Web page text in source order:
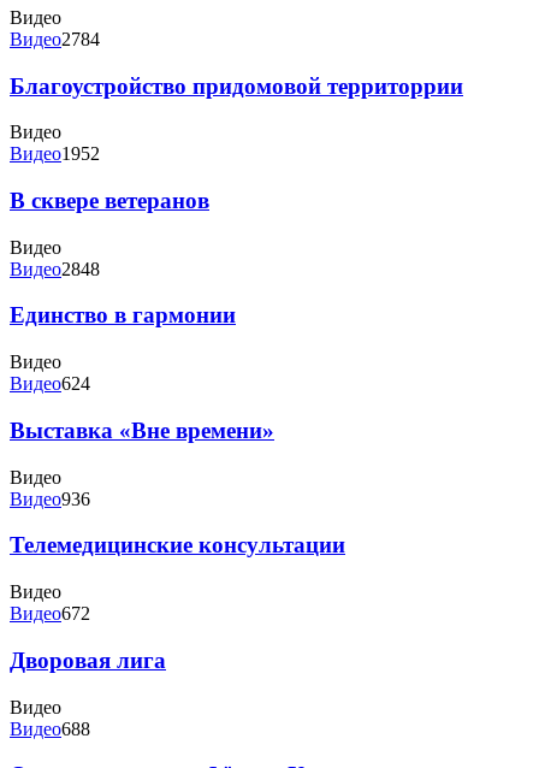
Видео
Видео2784
Благоустройство придомовой территоррии
Видео
Видео1952
В сквере ветеранов
Видео
Видео2848
Единство в гармонии
Видео
Видео624
Выставка «Вне времени»
Видео
Видео936
Телемедицинские консультации
Видео
Видео672
Дворовая лига
Видео
Видео688